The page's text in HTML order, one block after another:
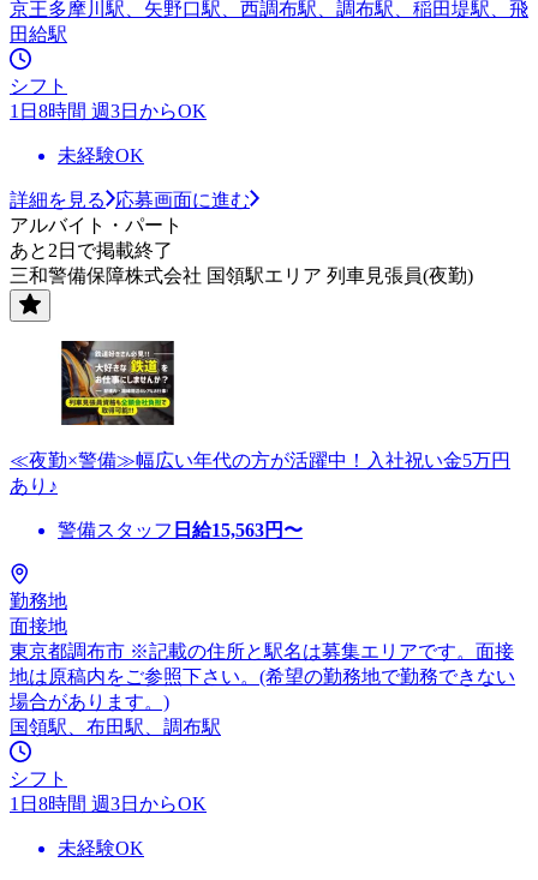
京王多摩川駅、矢野口駅、西調布駅、調布駅、稲田堤駅、飛
田給駅
シフト
1日8時間 週3日からOK
未経験OK
詳細を見る
応募画面に進む
アルバイト・パート
あと2日で掲載終了
三和警備保障株式会社 国領駅エリア 列車見張員(夜勤)
≪夜勤×警備≫幅広い年代の方が活躍中！入社祝い金5万円
あり♪
警備スタッフ 日給15,563円〜
勤務地
面接地
東京都調布市 ※記載の住所と駅名は募集エリアです。面接
地は原稿内をご参照下さい。(希望の勤務地で勤務できない
場合があります。)
国領駅、布田駅、調布駅
シフト
1日8時間 週3日からOK
未経験OK